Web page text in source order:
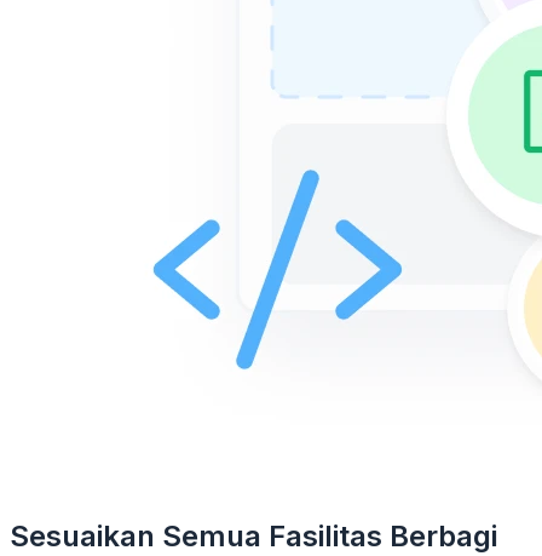
Sesuaikan Semua Fasilitas Berbagi